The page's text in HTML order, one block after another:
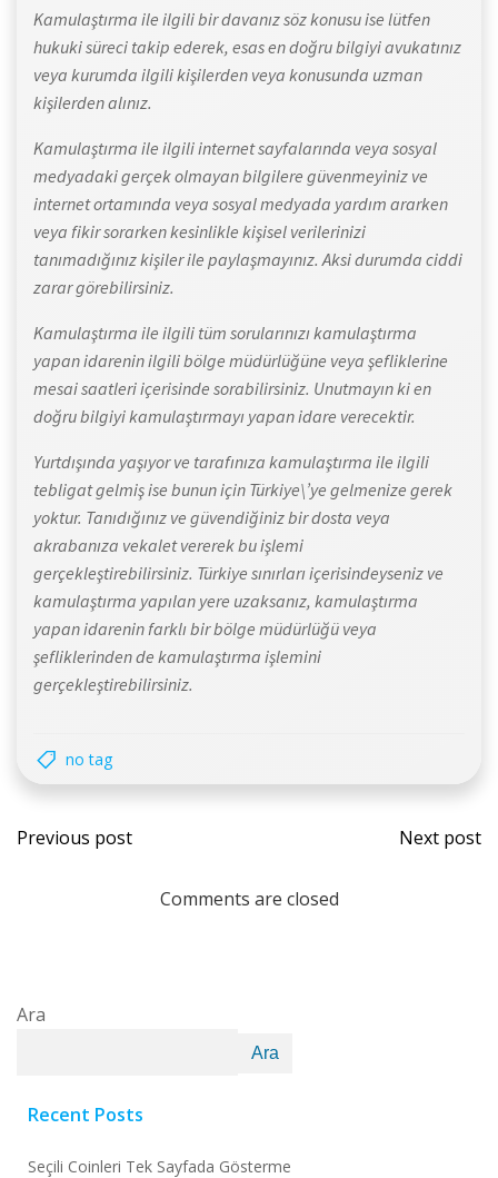
Kamulaştırma ile ilgili bir davanız söz konusu ise lütfen
hukuki süreci takip ederek, esas en doğru bilgiyi avukatınız
veya kurumda ilgili kişilerden veya konusunda uzman
kişilerden alınız.
Kamulaştırma ile ilgili internet sayfalarında veya sosyal
medyadaki gerçek olmayan bilgilere güvenmeyiniz ve
internet ortamında veya sosyal medyada yardım ararken
veya fikir sorarken kesinlikle kişisel verilerinizi
tanımadığınız kişiler ile paylaşmayınız. Aksi durumda ciddi
zarar görebilirsiniz.
Kamulaştırma ile ilgili tüm sorularınızı kamulaştırma
yapan idarenin ilgili bölge müdürlüğüne veya şefliklerine
mesai saatleri içerisinde sorabilirsiniz. Unutmayın ki en
doğru bilgiyi kamulaştırmayı yapan idare verecektir.
Yurtdışında yaşıyor ve tarafınıza kamulaştırma ile ilgili
tebligat gelmiş ise bunun için Türkiye\’ye gelmenize gerek
yoktur. Tanıdığınız ve güvendiğiniz bir dosta veya
akrabanıza vekalet vererek bu işlemi
gerçekleştirebilirsiniz. Türkiye sınırları içerisindeyseniz ve
kamulaştırma yapılan yere uzaksanız, kamulaştırma
yapan idarenin farklı bir bölge müdürlüğü veya
şefliklerinden de kamulaştırma işlemini
gerçekleştirebilirsiniz.
no tag
Previous post Next post
Comments are closed
Ara
Ara
Recent Posts
Seçili Coinleri Tek Sayfada Gösterme